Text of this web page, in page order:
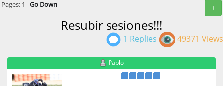
+
Pages: 1 Go Down
Resubir sesiones!!!
1 Replies 49371 Views
Pablo